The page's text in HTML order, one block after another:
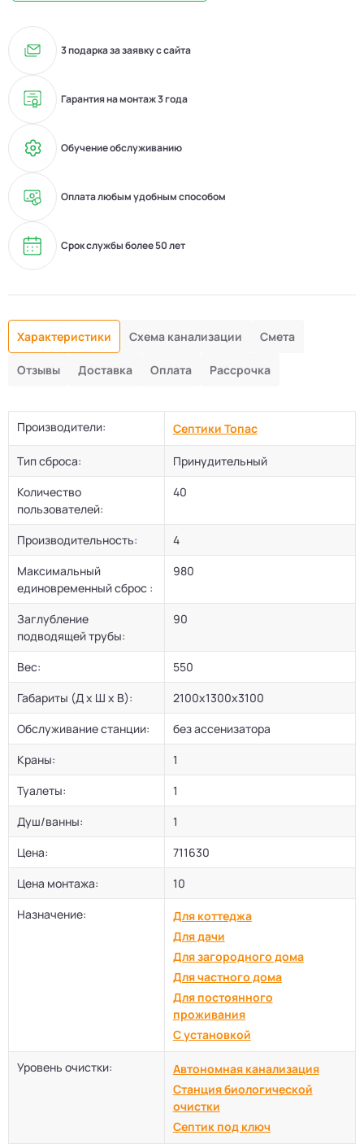
3 подарка за заявку с сайта
Гарантия на монтаж 3 года
Обучение обслуживанию
Оплата любым удобным способом
Срок службы более 50 лет
Характеристики Схема канализации Смета
Отзывы Доставка Оплата Рассрочка
Производители: Септики Топас
Тип сброса:
Принудительный
Количество
пользователей:
40
Производительность:
4
Максимальный
единовременный сброс :
980
Заглубление
подводящей трубы:
90
Вес:
550
Габариты (Д х Ш х В):
2100х1300х3100
Обслуживание станции:
без ассенизатора
Краны:
1
Туалеты:
1
Душ/ванны:
1
Цена:
711630
Цена монтажа:
10
Назначение:
Для коттеджа
Для дачи
Для загородного дома
Для частного дома
Для постоянного
проживания
С установкой
Уровень очистки:
Автономная канализация
Станция биологической
очистки
Септик под ключ